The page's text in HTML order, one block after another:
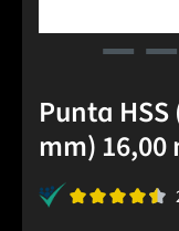
Punta
mm) 16,00